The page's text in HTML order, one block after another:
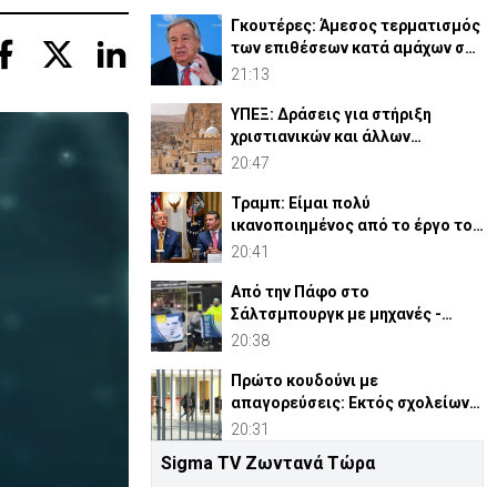
Γκουτέρες: Άμεσος τερματισμός
των επιθέσεων κατά αμάχων σε
Ουκρανία και Ρωσία
21:13
ΥΠΕΞ: Δράσεις για στήριξη
χριστιανικών και άλλων
κοινοτήτων στη Μέση Ανατολή
20:47
Τραμπ: Είμαι πολύ
ικανοποιημένος από το έργο του
Χέγκσεθ στο Υπ. Άμυνας
20:41
Από την Πάφο στο
Σάλτσμπουργκ με μηχανές -
6.000 χιλιόμετρα για την ομάδα
20:38
Πρώτο κουδούνι με
απαγορεύσεις: Εκτός σχολείων
εμβλήματα κομμάτων και
20:31
Συρία: Βόμβα εξερράγη σε
Sigma TV Ζωντανά Τώρα